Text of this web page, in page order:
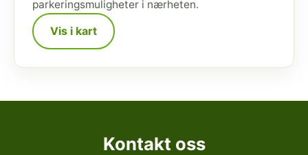
parkeringsmuligheter i nærheten.
Vis i kart
Kontakt oss